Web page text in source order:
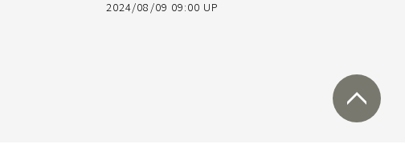
2024/08/09 09:00 UP